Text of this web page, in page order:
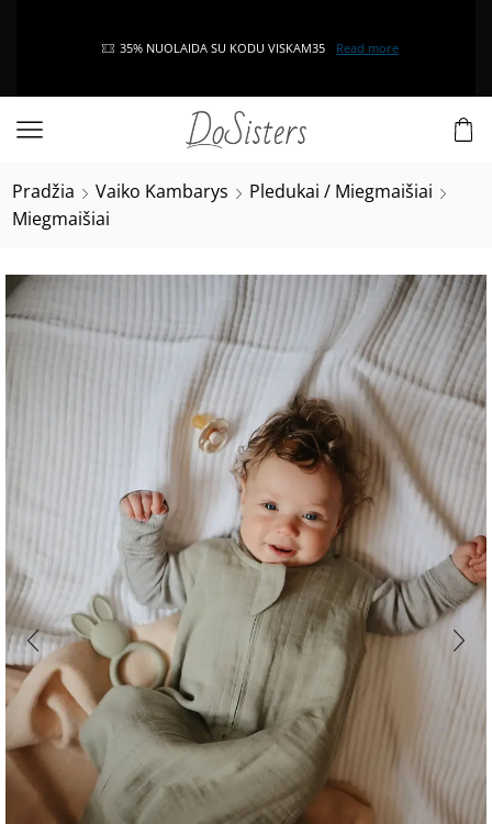
35% NUOLAIDA SU KODU VISKAM35 Read more
Pradžia Vaiko Kambarys
Pledukai / Miegmaišiai
Miegmaišiai